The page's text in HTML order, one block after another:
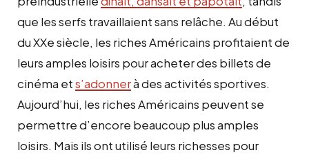
que les serfs travaillaient sans relâche. Au début
du XXe siècle, les riches Américains profitaient de
leurs amples loisirs pour acheter des billets de
cinéma ets’adonnerà des activités sportives.
Aujourd’hui, les riches Américains peuvent se
permettre d’encore beaucoup plus amples
loisirs. Mais ils ont utilisé leurs richesses pour